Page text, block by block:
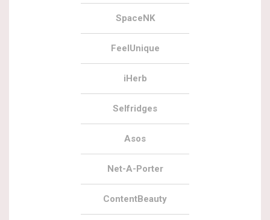
SpaceNK
FeelUnique
iHerb
Selfridges
Asos
Net-A-Porter
ContentBeauty